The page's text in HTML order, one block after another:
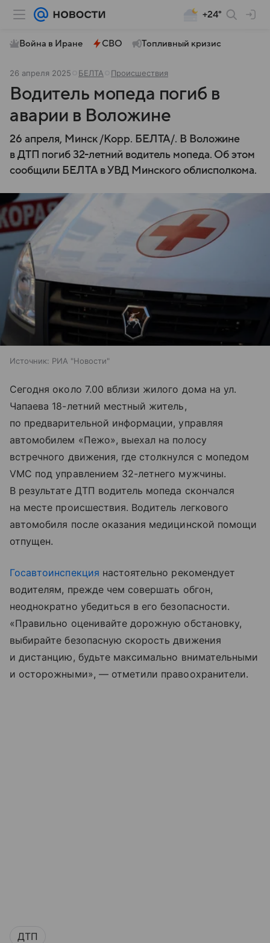
+24°
Война в Иране СВО Топливный кризис
26 апреля 2025 БЕЛТА Происшествия
Водитель мопеда погиб в
аварии в Воложине
26 апреля, Минск /Корр. БЕЛТА/. В Воложине
в ДТП погиб 32-летний водитель мопеда. Об этом
сообщили БЕЛТА в УВД Минского облисполкома.
Источник: РИА "Новости"
Сегодня около 7.00 вблизи жилого дома на ул.
Чапаева 18-летний местный житель,
по предварительной информации, управляя
автомобилем «Пежо», выехал на полосу
встречного движения, где столкнулся с мопедом
VMC под управлением 32-летнего мужчины.
В результате ДТП водитель мопеда скончался
на месте происшествия. Водитель легкового
автомобиля после оказания медицинской помощи
отпущен.
Госавтоинспекция настоятельно рекомендует
водителям, прежде чем совершать обгон,
неоднократно убедиться в его безопасности.
«Правильно оценивайте дорожную обстановку,
выбирайте безопасную скорость движения
и дистанцию, будьте максимально внимательными
и осторожными», — отметили правоохранители.
ДТП